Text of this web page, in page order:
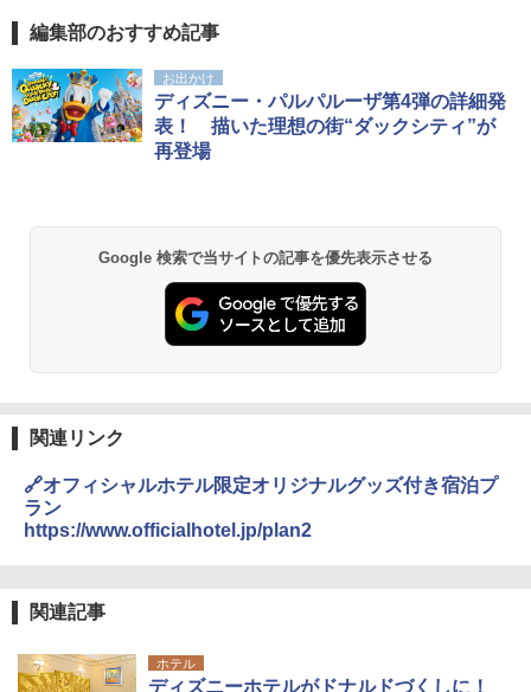
編集部のおすすめ記事
お出かけ
ディズニー・パルパルーザ第4弾の詳細発
表！ 描いた理想の街“ダックシティ”が
再登場
Google 検索で当サイトの記事を優先表示させる
関連リンク
🔗オフィシャルホテル限定オリジナルグッズ付き宿泊プ
ラン
https://www.officialhotel.jp/plan2
関連記事
ホテル
ディズニーホテルがドナルドづくしに！